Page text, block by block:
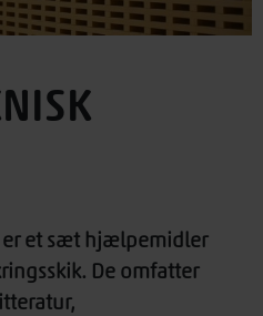
et sæt hjælpemidler
De omfatter